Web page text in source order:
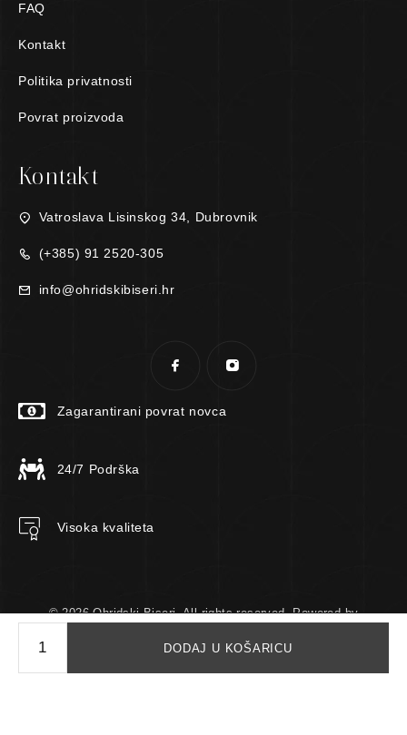
DODAJ U KOŠARICU
FAQ
Kontakt
Politika privatnosti
Povrat proizvoda
Kontakt
Vatroslava Lisinskog 34, Dubrovnik
(+385) 91 2520-305
info@ohridskibiseri.hr
Zagarantirani povrat novca
24/7 Podrška
Visoka kvaliteta
© 2026 Ohridski Biseri. All rights reserved. Powered by
TomTech.